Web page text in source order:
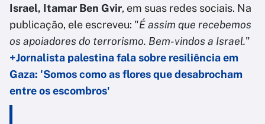
Israel, Itamar Ben Gvir, em suas redes sociais. Na
publicação, ele escreveu: "É assim que recebemos
os apoiadores do terrorismo. Bem-vindos a Israel."
+Jornalista palestina fala sobre resiliência em
Gaza: 'Somos como as flores que desabrocham
entre os escombros'